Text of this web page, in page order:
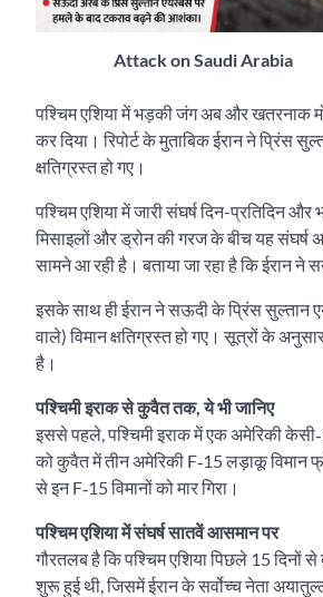
Attack on Saudi Arabia
पश्चिम एशिया में भड़की जंग अब और खतरनाक
कर दिया। रिपोर्ट के मुताबिक ईरान ने प्रिंस
क्षतिग्रस्त हो गए।
पश्चिम एशिया में जारी संघर्ष दिन-प्रतिदिन
मिसाइलों और ड्रोन की गरज के बीच यह
सामने आ रही है। बताया जा रहा है कि ईरान ने
इसके साथ ही ईरान ने सऊदी के प्रिंस सुल्तान
वाले) विमान क्षतिग्रस्त हो गए। सूत्रों के
है।
पश्चिमी इराक से कुवैत तक, ये भी जानिए
इससे पहले, पश्चिमी इराक में एक अमेरिकी
को कुवैत में तीन अमेरिकी F‑15 लड़ाकू विमान
से इन F‑15 विमानों को मार गिरा।
पश्चिम एशिया में संघर्ष सातवें आसमान पर
गौरतलब है कि पश्चिम एशिया पिछले 15
शुरू हुई थी, जिसमें ईरान के सर्वोच्च नेता